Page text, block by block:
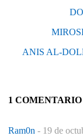
ANIS AL-
1 COMENTARIO
Ram0n - 19 de